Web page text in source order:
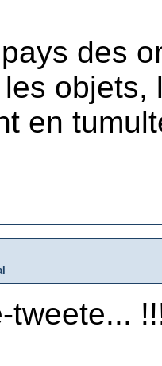
des
en
tweete...